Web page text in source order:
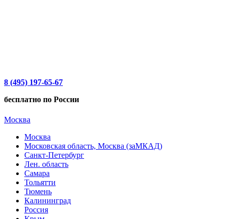
8 (495) 197-65-67
бесплатно по России
Москва
Москва
Московская область, Москва (заМКАД)
Санкт-Петербург
Лен. область
Самара
Тольятти
Тюмень
Калининград
Россия